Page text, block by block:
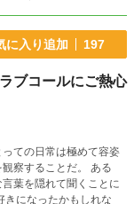
に入り追加 197
ブコールにご熱心
ての日常は極めて容姿
察することだ。 ある
葉を隠れて聞くことに